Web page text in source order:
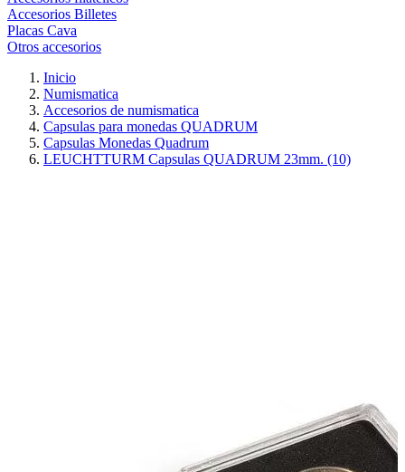
Accesorios Billetes
Placas Cava
Otros accesorios
Inicio
Numismatica
Accesorios de numismatica
Capsulas para monedas QUADRUM
Capsulas Monedas Quadrum
LEUCHTTURM Capsulas QUADRUM 23mm. (10)